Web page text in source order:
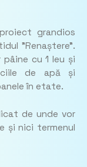
grandios
”Renaștere”.
cu 1 leu și
de apă și
în etate.
de unde vor
și nici termenul